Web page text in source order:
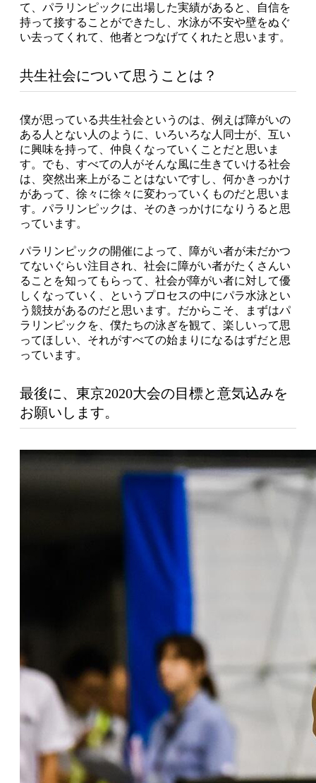
て、パラリンピックに出場した実績があると、自信を
持って接することができたし、水泳が不安や壁をぬぐ
い去ってくれて、他者とつなげてくれたと思います。
共生社会について思うことは？
僕が思っている共生社会というのは、例えば障がいの
ある人とない人のように、いろいろな人同士が、互い
に興味を持って、仲良くなっていくことだと思いま
す。でも、すべての人がそんな風に生きていける社会
は、突然出来上がることはないですし、何かきっかけ
があって、徐々に徐々に変わっていくものだと思いま
す。パラリンピックは、そのきっかけになりうると思
っています。
パラリンピックの開催によって、障がい者が未だかつ
てないぐらい注目され、社会に障がい者がたくさんい
ることを知ってもらって、社会が障がい者に対して優
しくなっていく、というプロセスの中にパラ水泳とい
う競技があるのだと思います。だからこそ、まずはパ
ラリンピックを、僕たちの泳ぎを観て、楽しいって思
ってほしい、それがすべての始まりになるはずだと思
っています。
最後に、東京2020大会の目標と意気込みを
お願いします。